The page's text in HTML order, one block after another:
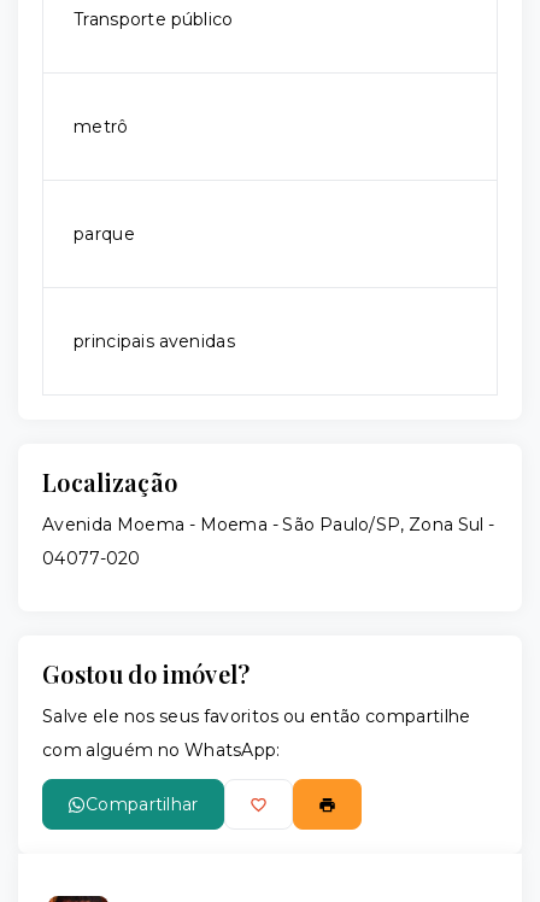
Transporte público
metrô
parque
principais avenidas
Localização
Avenida Moema - Moema - São Paulo/SP, Zona Sul -
04077-020
Gostou do imóvel?
Salve ele nos seus favoritos ou então compartilhe
com alguém no WhatsApp:
Compartilhar